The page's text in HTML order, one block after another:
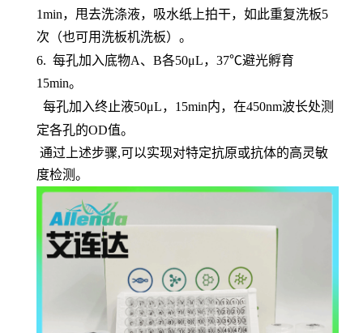
1min，甩去洗涤液，吸水纸上拍干，如此重复洗板5
次（也可用洗板机洗板）。
6. 每孔加入底物A、B各50μL，37℃避光孵育
15min。
每孔加入终止液50μL，15min内，在450nm波长处测
定各孔的OD值。
通过上述步骤,可以实现对特定抗原或抗体的高灵敏
度检测。